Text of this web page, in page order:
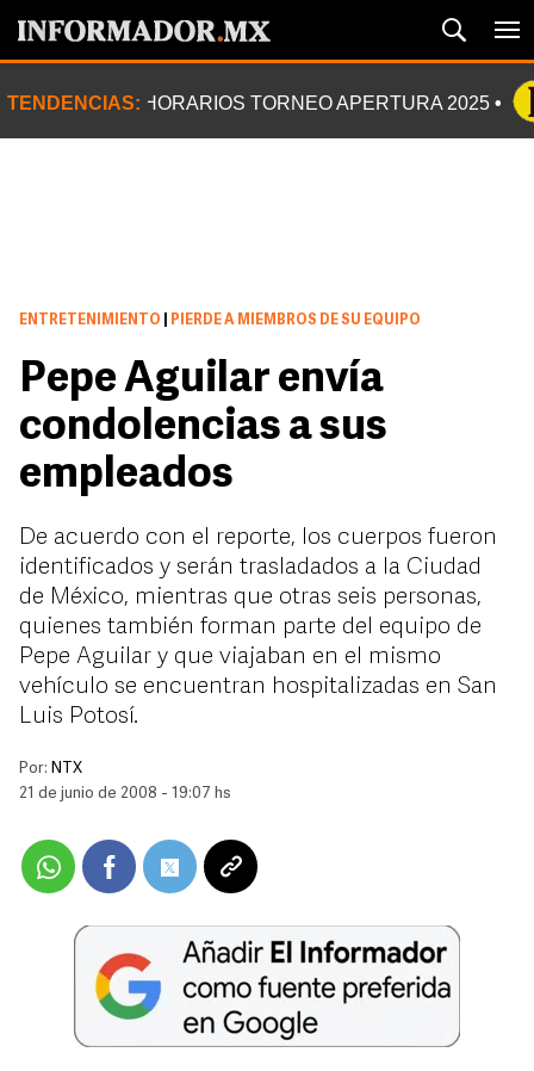
TENDENCIAS: HORARIOS TORNEO APERTURA 2025
ENTRETENIMIENTO PIERDE A MIEMBROS DE SU EQUIPO
Pepe Aguilar envía
condolencias a sus
empleados
De acuerdo con el reporte, los cuerpos fueron
identificados y serán trasladados a la Ciudad
de México, mientras que otras seis personas,
quienes también forman parte del equipo de
Pepe Aguilar y que viajaban en el mismo
vehículo se encuentran hospitalizadas en San
Luis Potosí.
Por: NTX
21 de junio de 2008 - 19:07 hs